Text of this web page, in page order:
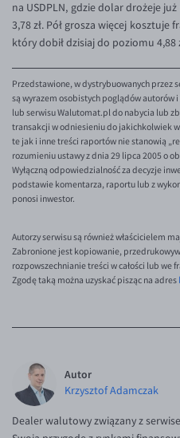
EUR/CNY
EUR/HKD
EUR/ILS
EUR/JPY
EUR/NZD
EUR/RON
EUR/SGD
EUR/ZAR
GBP/USD
GBP/CHF
na USDPLN, gdzie dolar drożeje
3,78 zł. Pół grosza więcej kosztuje
który dobił dzisiaj do poziomu 4,88
Przedstawione, w dystrybuowanych przez
są wyrazem osobistych poglądów
lub serwisu Walutomat.pl do nabycia lub
transakcji w odniesieniu do jakichkolwiek
te jak i inne treści raportów nie stanowią
rozumieniu ustawy z dnia 29 lipca 2005 o
Wyłączną odpowiedzialność za decyzje
podstawie komentarza, raportu lub z
ponosi inwestor.
Autorzy serwisu są również właścicielem
Zabronione jest kopiowanie,
rozpowszechnianie treści w całości lub we
Zgodę taką można uzyskać pisząc na adres
Autor
Krzysztof Adamczak
Dealer walutowy związany z